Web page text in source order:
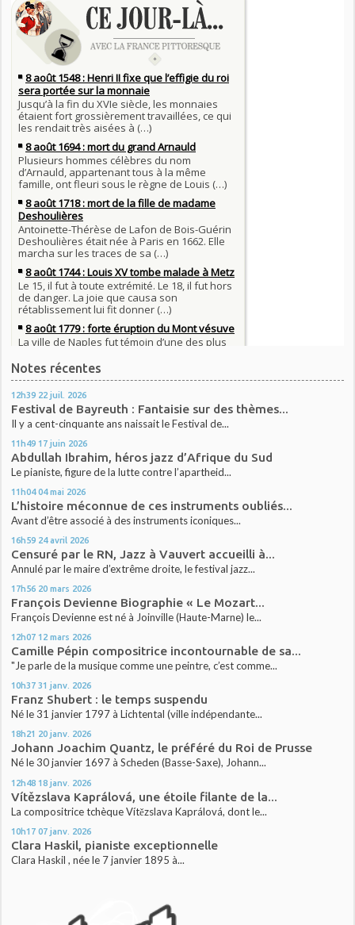
Notes récentes
12h39 22 juil. 2026
Festival de Bayreuth : Fantaisie sur des thèmes...
Il y a cent-cinquante ans naissait le Festival de...
11h49 17 juin 2026
Abdullah Ibrahim, héros jazz d’Afrique du Sud
Le pianiste, figure de la lutte contre l’apartheid...
11h04 04 mai 2026
L’histoire méconnue de ces instruments oubliés...
Avant d’être associé à des instruments iconiques...
16h59 24 avril 2026
Censuré par le RN, Jazz à Vauvert accueilli à...
Annulé par le maire d’extrême droite, le festival jazz...
17h56 20 mars 2026
François Devienne Biographie « Le Mozart...
François Devienne est né à Joinville (Haute-Marne) le...
12h07 12 mars 2026
Camille Pépin compositrice incontournable de sa...
"Je parle de la musique comme une peintre, c’est comme...
10h37 31 janv. 2026
Franz Shubert : le temps suspendu
Né le 31 janvier 1797 à Lichtental (ville indépendante...
18h21 20 janv. 2026
Johann Joachim Quantz, le préféré du Roi de Prusse
Né le 30 janvier 1697 à Scheden (Basse-Saxe), Johann...
12h48 18 janv. 2026
Vítězslava Kaprálová, une étoile filante de la...
La compositrice tchèque Vítězslava Kaprálová, dont le...
10h17 07 janv. 2026
Clara Haskil, pianiste exceptionnelle
Clara Haskil , née le 7 janvier 1895 à...